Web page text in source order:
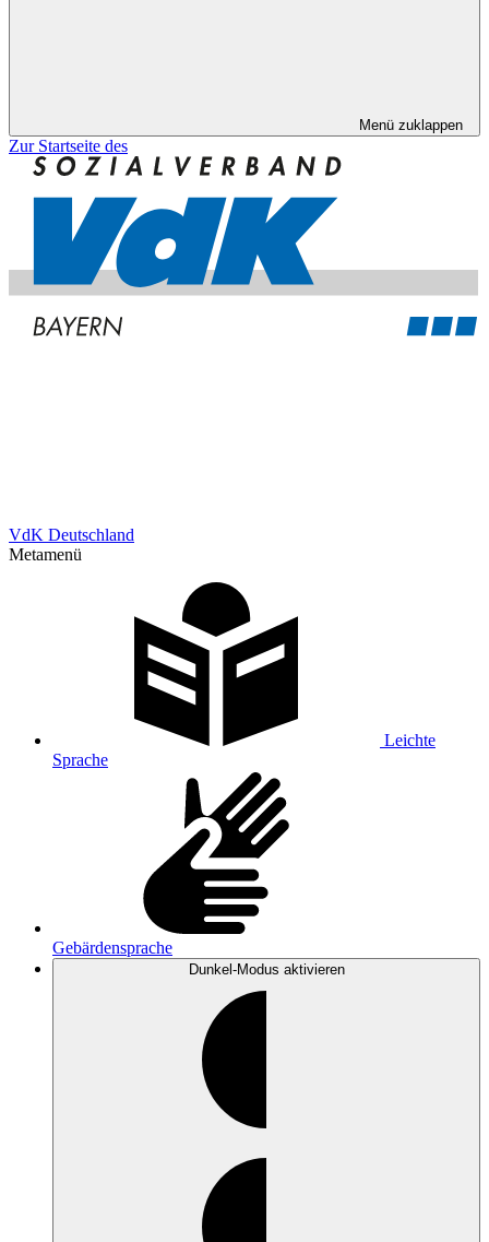
Menü zuklappen
Zur Startseite des
VdK Deutschland
Metamenü
Leichte
Sprache
Gebärdensprache
Dunkel-Modus aktivieren